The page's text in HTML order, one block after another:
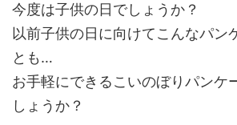
今度は子供の日でしょうか？
以前子供の日に向けてこんなパン
とも…
お手軽にできるこいのぼりパンケ
しょうか？